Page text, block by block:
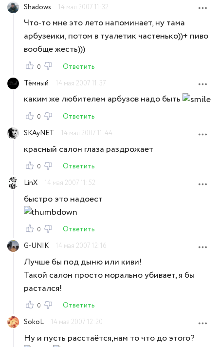
Shadows
14 мая 2007 11:32
Что-то мне это лето напоминает, ну тама
арбузеики, потом в туалетик частенько))+ пиво
вообще жесть)))
0
Ответить
Тёмный
14 мая 2007 11:37
каким же любителем арбузов надо быть
0
Ответить
SKAyNET
14 мая 2007 11:44
красный салон глаза раздрожает
0
Ответить
LinX
14 мая 2007 11:52
быстро это надоест
0
Ответить
G-UNIK
14 мая 2007 12:16
Лучше бы под дыню или киви!
Такой салон просто морально убивает, я бы
растался!
0
Ответить
SokoL
14 мая 2007 12:20
Ну и пусть расстаётся,нам то что до этого?